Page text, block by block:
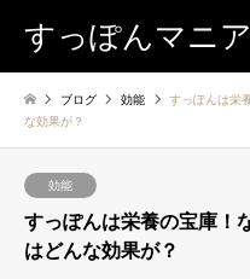
すっぽんマニア
ブログ 効能
すっぽんは栄
な効果が？
効能
すっぽんは栄養の宝庫！
はどんな効果が？